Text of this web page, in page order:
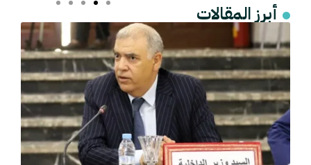
أبرز المقالات